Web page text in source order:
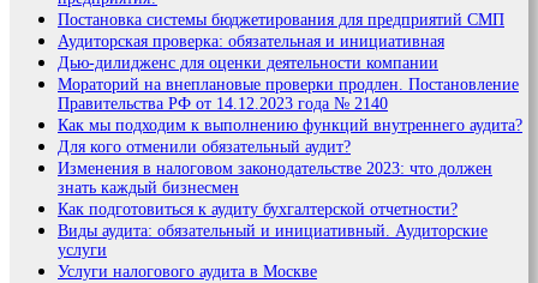
Постановка системы бюджетирования для предприятий СМП
Аудиторская проверка: обязательная и инициативная
Дью-дилидженс для оценки деятельности компании
Мораторий на внеплановые проверки продлен. Постановление
Правительства РФ от 14.12.2023 года № 2140
Как мы подходим к выполнению функций внутреннего аудита?
Для кого отменили обязательный аудит?
Изменения в налоговом законодательстве 2023: что должен
знать каждый бизнесмен
Как подготовиться к аудиту бухгалтерской отчетности?
Виды аудита: обязательный и инициативный. Аудиторские
услуги
Услуги налогового аудита в Москве